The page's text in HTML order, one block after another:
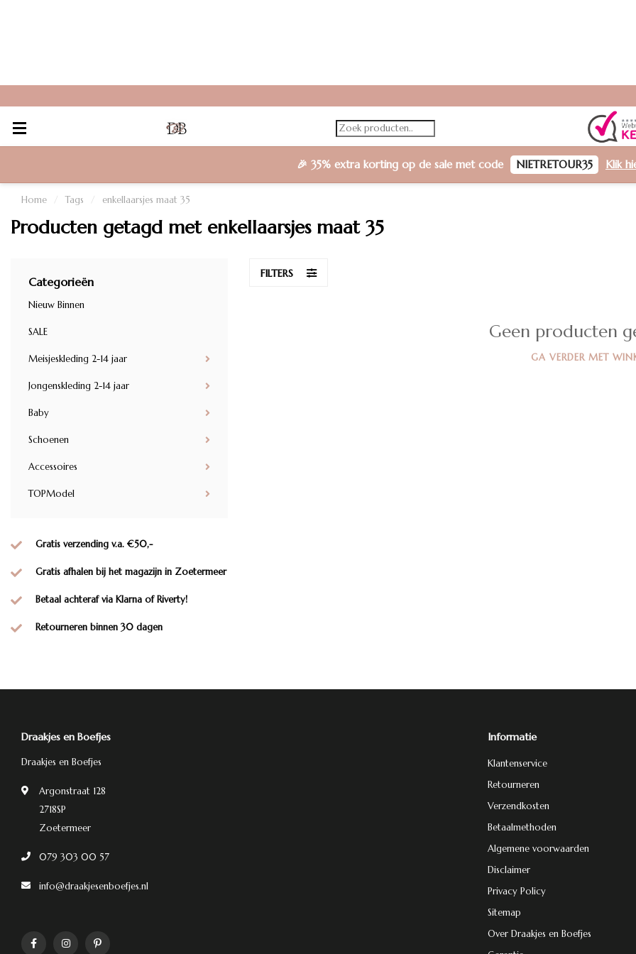
🎉 35% extra korting op de sale met code NIETRETOUR35 Klik
Home / Tags / enkellaarsjes maat 35
Producten getagd met enkellaarsjes maat 35
Categorieën
Nieuw Binnen
SALE
Meisjeskleding 2-14 jaar
Jongenskleding 2-14 jaar
Baby
Schoenen
Accessoires
TOPModel
Gratis verzending v.a. €50,-
Gratis afhalen bij het magazijn in Zoetermeer
Betaal achteraf via Klarna of Riverty!
Retourneren binnen 30 dagen
FILTERS
Geen producten
GA VERDER MET
Draakjes en Boefjes
Draakjes en Boefjes
Argonstraat 128
2718SP
Zoetermeer
079 303 00 57
info@draakjesenboefjes.nl
Informatie
Klantenservice
Retourneren
Verzendkosten
Betaalmethoden
Algemene voorwaarden
Disclaimer
Privacy Policy
Sitemap
Over Draakjes en Boefjes